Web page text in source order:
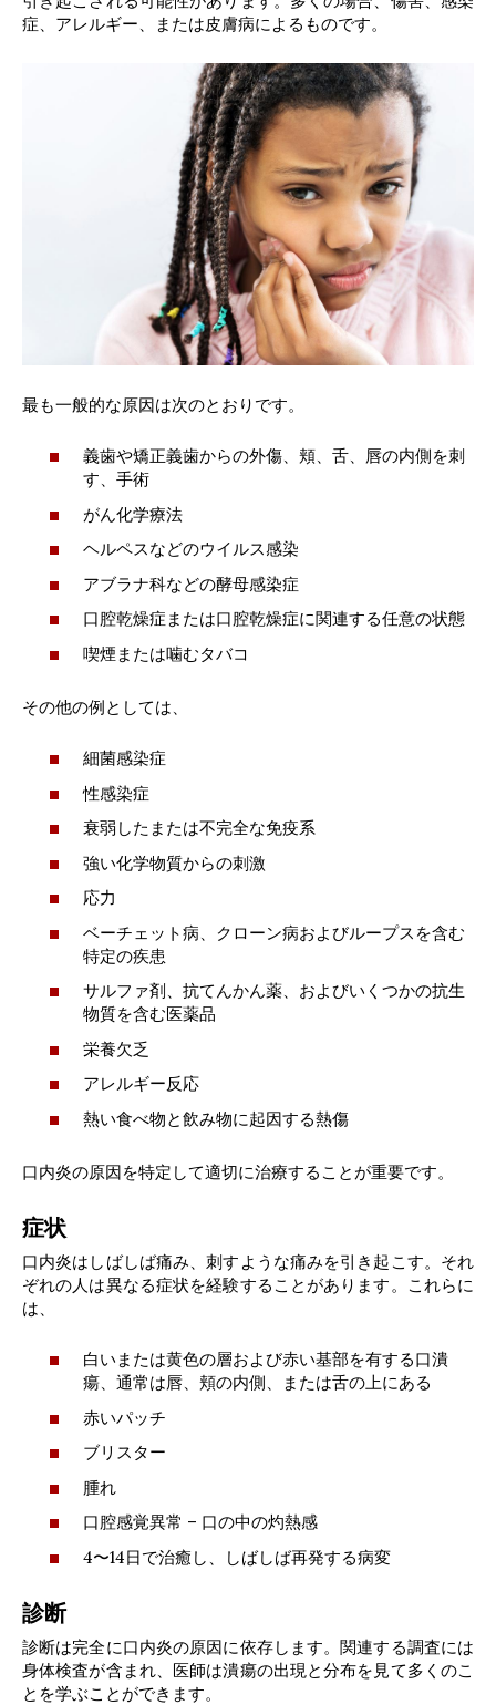
症、アレルギー、または皮膚病によるものです。
最も一般的な原因は次のとおりです。
義歯や矯正義歯からの外傷、頬、舌、唇の内側を刺
す、手術
がん化学療法
ヘルペスなどのウイルス感染
アブラナ科などの酵母感染症
口腔乾燥症または口腔乾燥症に関連する任意の状態
喫煙または噛むタバコ
その他の例としては、
細菌感染症
性感染症
衰弱したまたは不完全な免疫系
強い化学物質からの刺激
応力
ベーチェット病、クローン病およびループスを含む
特定の疾患
サルファ剤、抗てんかん薬、およびいくつかの抗生
物質を含む医薬品
栄養欠乏
アレルギー反応
熱い食べ物と飲み物に起因する熱傷
口内炎の原因を特定して適切に治療することが重要です。
症状
口内炎はしばしば痛み、刺すような痛みを引き起こす。それ
ぞれの人は異なる症状を経験することがあります。これらに
は、
白いまたは黄色の層および赤い基部を有する口潰
瘍、通常は唇、頬の内側、または舌の上にある
赤いパッチ
ブリスター
腫れ
口腔感覚異常 – 口の中の灼熱感
4〜14日で治癒し、しばしば再発する病変
診断
診断は完全に口内炎の原因に依存します。関連する調査には
身体検査が含まれ、医師は潰瘍の出現と分布を見て多くのこ
とを学ぶことができます。